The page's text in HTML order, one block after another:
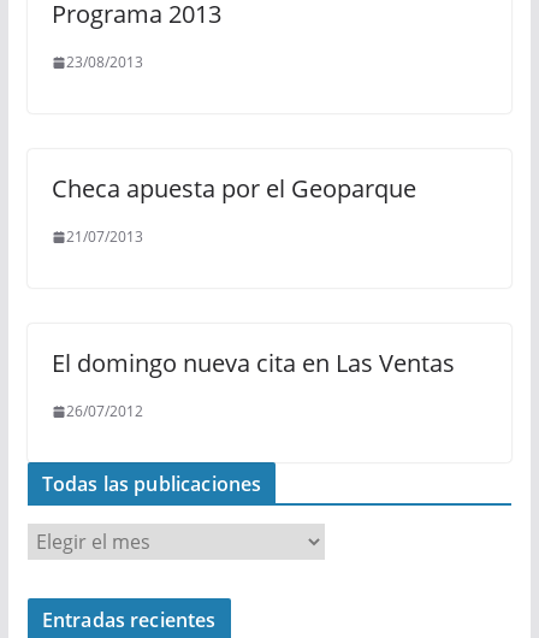
Programa 2013
23/08/2013
Checa apuesta por el Geoparque
21/07/2013
El domingo nueva cita en Las Ventas
26/07/2012
Todas las publicaciones
o
d
Entradas recientes